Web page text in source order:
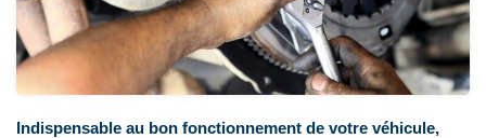
Indispensable au bon fonctionnement de votre véhicule,